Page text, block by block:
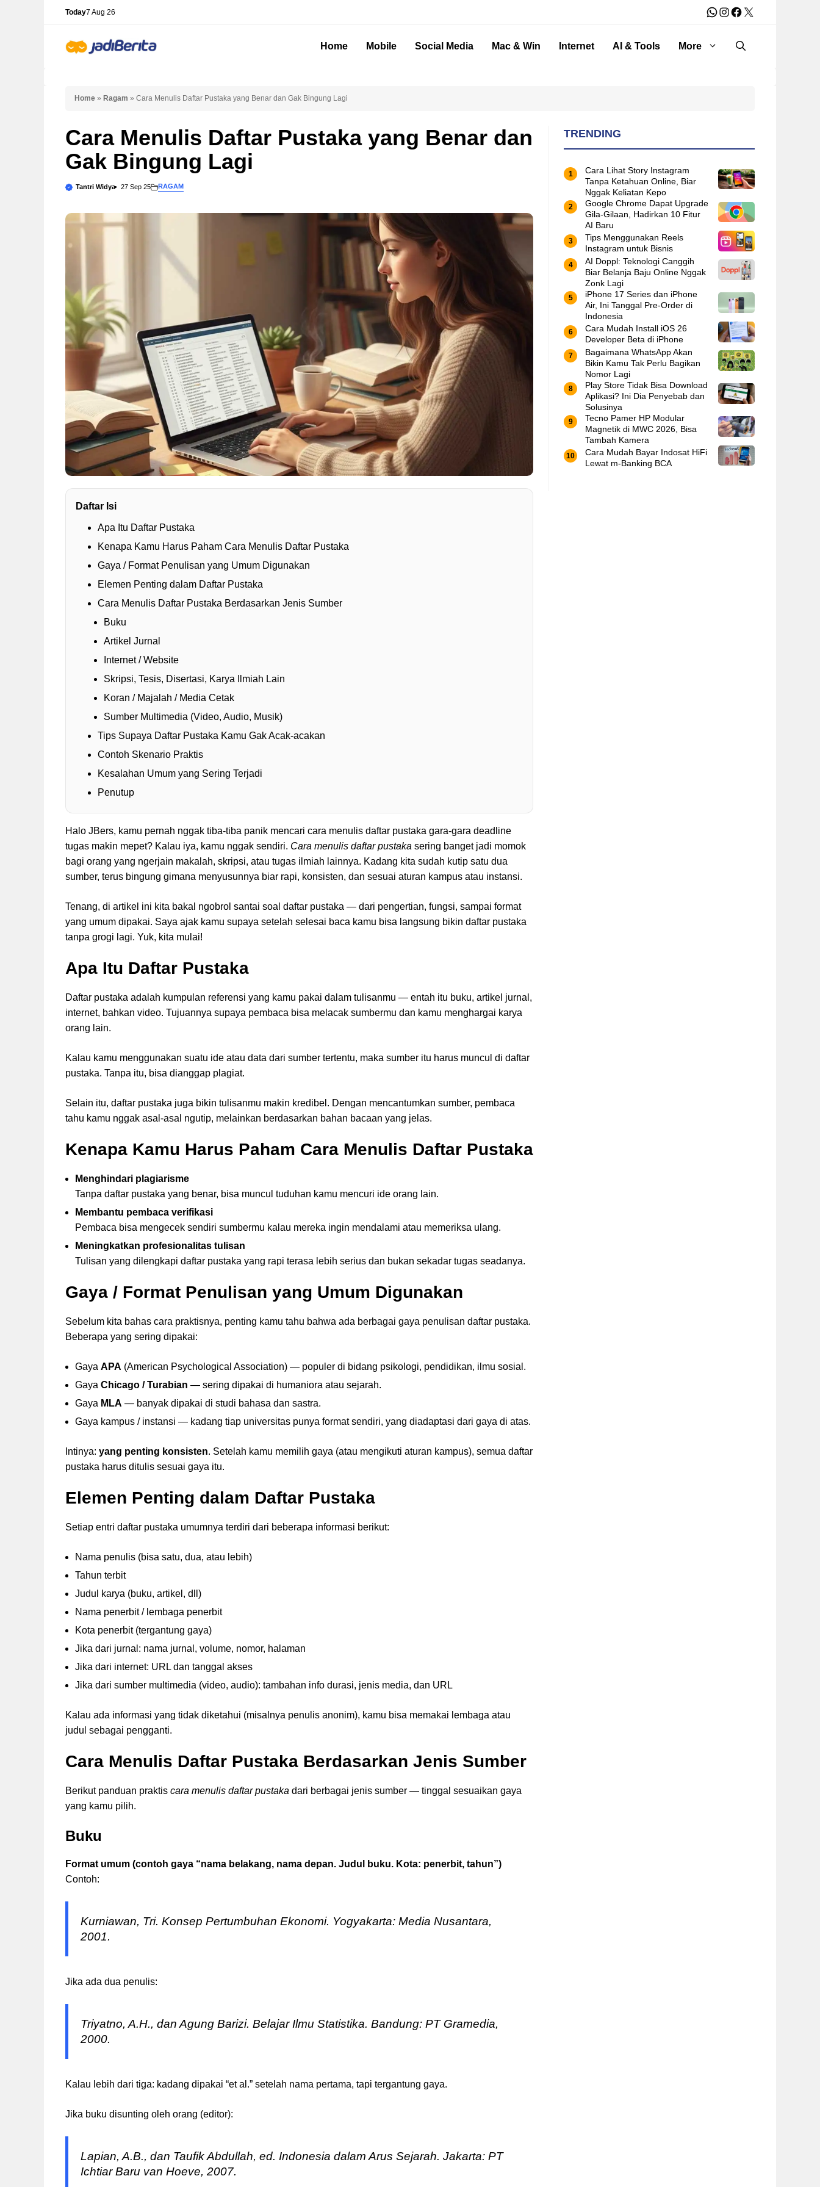
Today7 Aug 26 WhatsApp
Instagram
Facebook
X
Home Mobile Social Media Mac & Win Internet AI & Tools More
Home » Ragam » Cara Menulis Daftar Pustaka yang Benar dan Gak Bingung Lagi
Cara Menulis Daftar Pustaka yang Benar dan
Gak Bingung Lagi
Tantri Widya 27 Sep 25 RAGAM
Daftar Isi
Apa Itu Daftar Pustaka
Kenapa Kamu Harus Paham Cara Menulis Daftar Pustaka
Gaya / Format Penulisan yang Umum Digunakan
Elemen Penting dalam Daftar Pustaka
Cara Menulis Daftar Pustaka Berdasarkan Jenis Sumber
Buku
Artikel Jurnal
Internet / Website
Skripsi, Tesis, Disertasi, Karya Ilmiah Lain
Koran / Majalah / Media Cetak
Sumber Multimedia (Video, Audio, Musik)
Tips Supaya Daftar Pustaka Kamu Gak Acak-acakan
Contoh Skenario Praktis
Kesalahan Umum yang Sering Terjadi
Penutup
Halo JBers, kamu pernah nggak tiba-tiba panik mencari cara menulis daftar pustaka gara-gara deadline
tugas makin mepet? Kalau iya, kamu nggak sendiri. Cara menulis daftar pustaka sering banget jadi momok
bagi orang yang ngerjain makalah, skripsi, atau tugas ilmiah lainnya. Kadang kita sudah kutip satu dua
sumber, terus bingung gimana menyusunnya biar rapi, konsisten, dan sesuai aturan kampus atau instansi.
Tenang, di artikel ini kita bakal ngobrol santai soal daftar pustaka — dari pengertian, fungsi, sampai format
yang umum dipakai. Saya ajak kamu supaya setelah selesai baca kamu bisa langsung bikin daftar pustaka
tanpa grogi lagi. Yuk, kita mulai!
Apa Itu Daftar Pustaka
Daftar pustaka adalah kumpulan referensi yang kamu pakai dalam tulisanmu — entah itu buku, artikel jurnal,
internet, bahkan video. Tujuannya supaya pembaca bisa melacak sumbermu dan kamu menghargai karya
orang lain.
Kalau kamu menggunakan suatu ide atau data dari sumber tertentu, maka sumber itu harus muncul di daftar
pustaka. Tanpa itu, bisa dianggap plagiat.
Selain itu, daftar pustaka juga bikin tulisanmu makin kredibel. Dengan mencantumkan sumber, pembaca
tahu kamu nggak asal-asal ngutip, melainkan berdasarkan bahan bacaan yang jelas.
Kenapa Kamu Harus Paham Cara Menulis Daftar Pustaka
Menghindari plagiarisme
Tanpa daftar pustaka yang benar, bisa muncul tuduhan kamu mencuri ide orang lain.
Membantu pembaca verifikasi
Pembaca bisa mengecek sendiri sumbermu kalau mereka ingin mendalami atau memeriksa ulang.
Meningkatkan profesionalitas tulisan
Tulisan yang dilengkapi daftar pustaka yang rapi terasa lebih serius dan bukan sekadar tugas seadanya.
Gaya / Format Penulisan yang Umum Digunakan
Sebelum kita bahas cara praktisnya, penting kamu tahu bahwa ada berbagai gaya penulisan daftar pustaka.
Beberapa yang sering dipakai:
Gaya APA (American Psychological Association) — populer di bidang psikologi, pendidikan, ilmu sosial.
Gaya Chicago / Turabian — sering dipakai di humaniora atau sejarah.
Gaya MLA — banyak dipakai di studi bahasa dan sastra.
Gaya kampus / instansi — kadang tiap universitas punya format sendiri, yang diadaptasi dari gaya di atas.
Intinya: yang penting konsisten. Setelah kamu memilih gaya (atau mengikuti aturan kampus), semua daftar
pustaka harus ditulis sesuai gaya itu.
Elemen Penting dalam Daftar Pustaka
Setiap entri daftar pustaka umumnya terdiri dari beberapa informasi berikut:
Nama penulis (bisa satu, dua, atau lebih)
Tahun terbit
Judul karya (buku, artikel, dll)
Nama penerbit / lembaga penerbit
Kota penerbit (tergantung gaya)
Jika dari jurnal: nama jurnal, volume, nomor, halaman
Jika dari internet: URL dan tanggal akses
Jika dari sumber multimedia (video, audio): tambahan info durasi, jenis media, dan URL
Kalau ada informasi yang tidak diketahui (misalnya penulis anonim), kamu bisa memakai lembaga atau
judul sebagai pengganti.
Cara Menulis Daftar Pustaka Berdasarkan Jenis Sumber
Berikut panduan praktis cara menulis daftar pustaka dari berbagai jenis sumber — tinggal sesuaikan gaya
yang kamu pilih.
Buku
Format umum (contoh gaya “nama belakang, nama depan. Judul buku. Kota: penerbit, tahun”)
Contoh:
Kurniawan, Tri. Konsep Pertumbuhan Ekonomi. Yogyakarta: Media Nusantara,
2001.
Jika ada dua penulis:
Triyatno, A.H., dan Agung Barizi. Belajar Ilmu Statistika. Bandung: PT Gramedia,
2000.
Kalau lebih dari tiga: kadang dipakai “et al.” setelah nama pertama, tapi tergantung gaya.
Jika buku disunting oleh orang (editor):
Lapian, A.B., dan Taufik Abdullah, ed. Indonesia dalam Arus Sejarah. Jakarta: PT
Ichtiar Baru van Hoeve, 2007.
TRENDING
Cara Lihat Story Instagram
Tanpa Ketahuan Online, Biar
Nggak Keliatan Kepo
Google Chrome Dapat Upgrade
Gila-Gilaan, Hadirkan 10 Fitur
AI Baru
Tips Menggunakan Reels
Instagram untuk Bisnis
AI Doppl: Teknologi Canggih
Biar Belanja Baju Online Nggak
Zonk Lagi
iPhone 17 Series dan iPhone
Air, Ini Tanggal Pre-Order di
Indonesia
Cara Mudah Install iOS 26
Developer Beta di iPhone
Bagaimana WhatsApp Akan
Bikin Kamu Tak Perlu Bagikan
Nomor Lagi
Play Store Tidak Bisa Download
Aplikasi? Ini Dia Penyebab dan
Solusinya
Tecno Pamer HP Modular
Magnetik di MWC 2026, Bisa
Tambah Kamera
Cara Mudah Bayar Indosat HiFi
Lewat m-Banking BCA